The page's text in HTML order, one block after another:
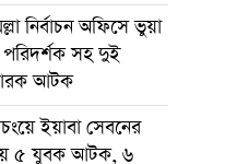
নির্বাচন অফিসে ভুয়া
সহ দুই
আটক
ইয়াবা সেবনের
৫ যুবক আটক, ৬